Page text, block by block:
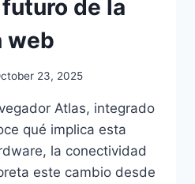
de la
web
23, 2025
Atlas, integrado
qué implica esta
la conectividad
este cambio desde